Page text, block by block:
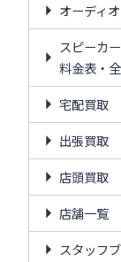
オーディ
スピーカ
料金表・
宅配買取
出張買取
店頭買取
店舗一覧
スタッフ